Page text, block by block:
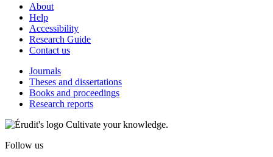
About
Help
Accessibility
Research Guide
Contact us
Journals
Theses and dissertations
Books and proceedings
Research reports
Cultivate your knowledge.
Follow us